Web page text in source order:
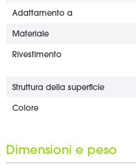
Adattamento a
Materiale
Rivestimento
Struttura della superficie
Colore
Dimensioni e peso